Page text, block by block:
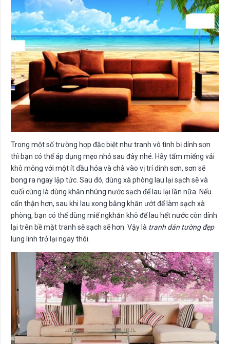
Trong một số trường hợp đặc biệt như tranh vô tình bị dính sơn
thì bạn có thể áp dụng mẹo nhỏ sau đây nhé. Hãy tẩm miếng vải
khô mỏng với một ít dầu hỏa và chà vào vị trí dính sơn, sơn sẽ
bong ra ngay lập tức. Sau đó, dùng xà phòng lau lại sạch sẽ và
cuối cùng là dùng khăn nhúng nước sạch để lau lại lần nữa. Nếu
cẩn thận hơn, sau khi lau xong bằng khăn ướt để làm sạch xà
phòng, bạn có thể dùng miế ngkhăn khô để lau hết nước còn dính
lại trên bề mặt tranh sẽ sạch sẽ hơn. Vậy là tranh dán tường đẹp
lung linh trở lại ngay thôi.